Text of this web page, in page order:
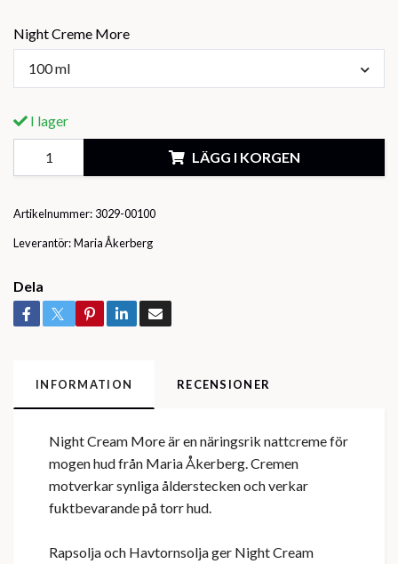
Night Creme More
100 ml
I lager
LÄGG I KORGEN
Artikelnummer: 3029-00100
Leverantör:Maria Åkerberg
Dela
INFORMATION RECENSIONER
Night Cream More är en näringsrik nattcreme för
mogen hud från Maria Åkerberg. Cremen
motverkar synliga ålderstecken och verkar
fuktbevarande på torr hud.
Rapsolja och Havtornsolja ger Night Cream